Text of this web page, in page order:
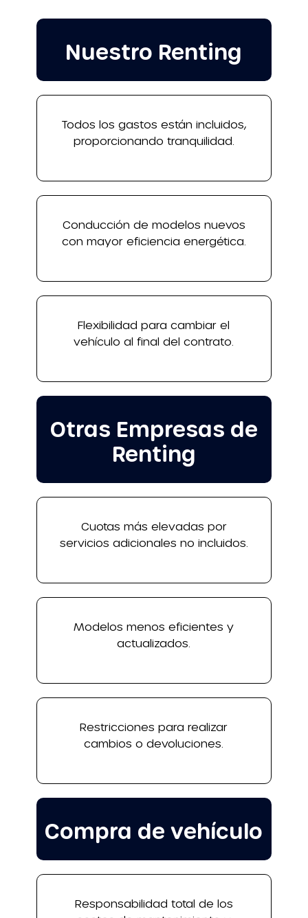
Nuestro Renting
Otras Empresas de
Renting
Compra de vehículo
Todos los gastos están incluidos,
proporcionando tranquilidad.
Cuotas más elevadas por
servicios adicionales no incluidos.
Responsabilidad total de los
Conducción de modelos nuevos
con mayor eficiencia energética.
Modelos menos eficientes y
actualizados.
Flexibilidad para cambiar el
vehículo al final del contrato.
Restricciones para realizar
cambios o devoluciones.